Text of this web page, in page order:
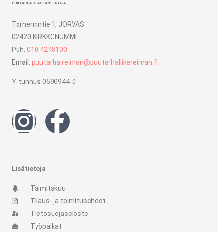
PUUTARHASI ASIANTUNTIJA
Torhemintie 1, JORVAS
02420 KIRKKONUMMI
Puh. 010 4248100
Email: puutarha.reiman@puutarhaliikereiman.fi
Y-tunnus 0590944-0
I
n
s
t
a
F
a
e
b
Lisätietoja
Taimitakuu
Tilaus- ja toimitusehdot
Tietosuojaseloste
Työpaikat